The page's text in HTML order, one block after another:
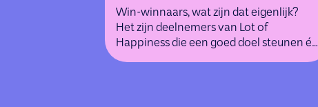
Win-winnaars, wat zijn dat eigenlijk?
Het zijn deelnemers van Lot of
Happiness die een goed doel steunen én
tegelijk kans maken op geweldige